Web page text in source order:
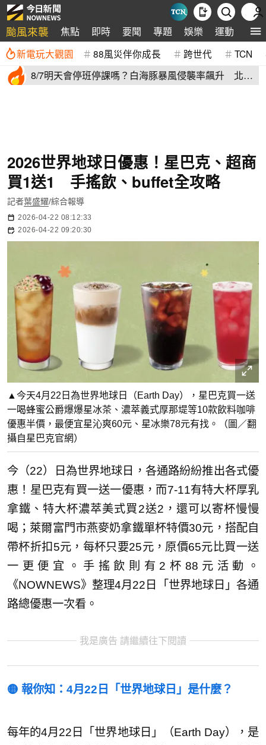
颱風來襲 焦點 即時 要聞 專題 娛樂 運動 全球
新電玩大觀園 88風災伴你成長 跨世代 TCN
8/7明天會停班停課嗎？白海豚暴風侵襲率飆升 北北
2026世界地球日優惠！星巴克、超商
買1送1 手搖飲、buffet全攻略
記者葉盛耀/綜合報導
2026-04-22 08:12:33
2026-04-22 09:20:30
▲今天4月22日為世界地球日（Earth Day），星巴克買一送
一喝蜂蜜公爵爆爆星冰茶、濃萃義式厚那堤等10款飲料咖啡
優惠半價，最便宜星沁爽60元、星冰樂78元有找。（圖／翻
攝自星巴克官網）
今（22）日為世界地球日，各通路紛紛推出各式優
惠！星巴克有買一送一優惠，而7-11有特大杯厚乳
拿鐵、特大杯濃萃美式買2送2，還可以寄杯慢慢
喝；萊爾富門市燕麥奶拿鐵單杯特價30元，搭配自
帶杯折扣5元，每杯只要25元，原價65元比買一送
一更便宜。手搖飲則有2杯88元活動。
《NOWNEWS》整理4月22日「世界地球日」各通
路總優惠一次看。
我是廣告 請繼續往下閱讀
🟡 報你知：4月22日「世界地球日」是什麼？
每年的4月22日「世界地球日」（Earth Day），是